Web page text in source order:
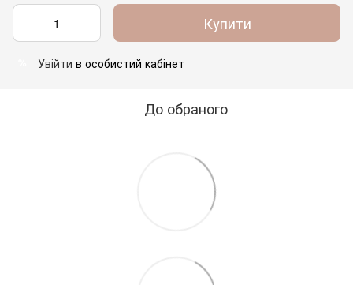
Купити
Увійти в особистий кабінет
До обраного